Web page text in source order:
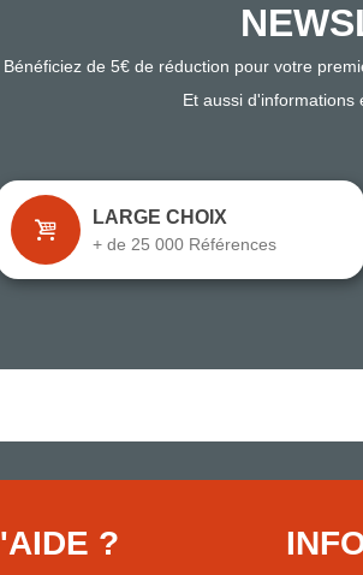
Bénéficiez de 5€ de réduction pour votre
Et aussi d'informations
LARGE CHOIX
+ de 25 000 Références
?